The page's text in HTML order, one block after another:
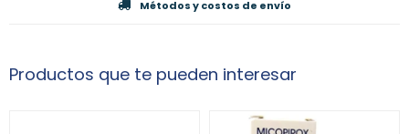
Métodos y costos de envío
Productos que te pueden interesar